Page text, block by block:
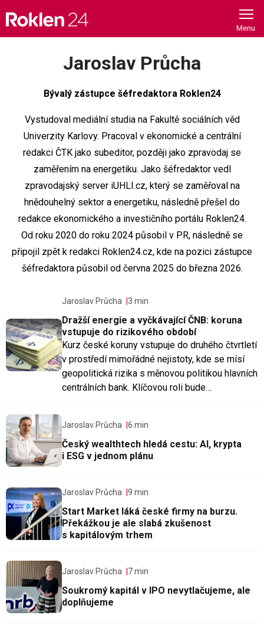
content
Jaroslav Průcha
Bývalý zástupce šéfredaktora Roklen24
Vystudoval mediální studia na Fakultě sociálních věd
Univerzity Karlovy. Pracoval v ekonomické a centrální
redakci ČTK jako subeditor, později jako zpravodaj se
zaměřením na energetiku. Jako šéfredaktor vedl
zpravodajský server iUHLI.cz, který se zaměřoval na
hnědouhelný sektor a energetiku, následně přešel do
redakce ekonomického a investičního portálu Roklen24.
Od roku 2020 do roku 2024 působil v PR, následně se
připojil zpět k redakci Roklen24.cz, kde na pozici zástupce
šéfredaktora působil od června 2025 do března 2026.
Jaroslav Průcha 3 min
Dražší energie a vyčkávající ČNB: koruna
vstupuje do rizikového období
Kurz české koruny vstupuje do druhého čtvrtletí
v prostředí mimořádné nejistoty, kde se mísí
geopolitická rizika s měnovou politikou hlavních
centrálních bank. Klíčovou roli bude…
Jaroslav Průcha 6 min
Český wealthtech hledá cestu: AI, krypta
i ESG v jednom plánu
Jaroslav Průcha 9 min
Start Market láká české firmy na burzu.
Překážkou je ale slabá zkušenost
s kapitálovým trhem
Jaroslav Průcha 7 min
Soukromý kapitál v IPO nevytlačujeme, ale
doplňujeme